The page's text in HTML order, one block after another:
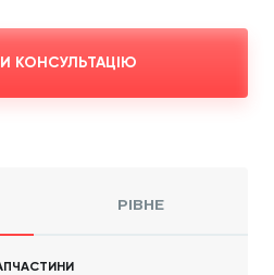
КОНСУЛЬТАЦІЮ
РІВНЕ